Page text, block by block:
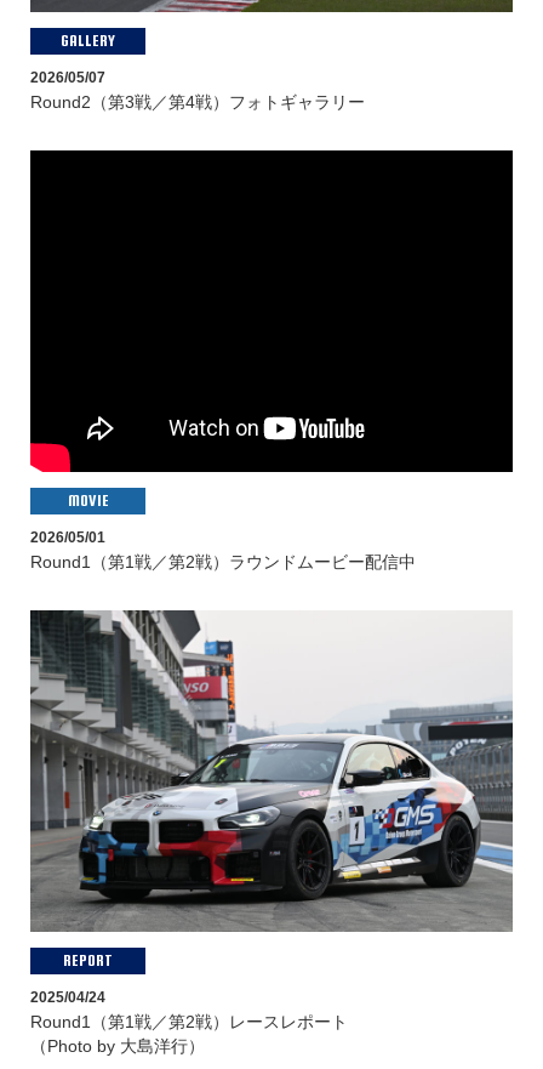
GALLERY
2026/05/07
Round2（第3戦／第4戦）フォトギャラリー
MOVIE
2026/05/01
Round1（第1戦／第2戦）ラウンドムービー配信中
REPORT
2025/04/24
Round1（第1戦／第2戦）レースレポート
（Photo by 大島洋行）